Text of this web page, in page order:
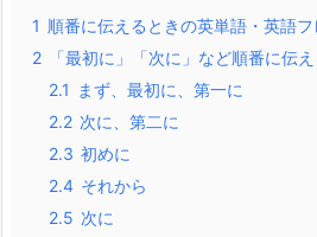
1 順番に伝えるときの英単語・英語
2
「最初に」「次に」など順番に伝
2.1
まず、最初に、第一に
2.2 次に、第二に
2.3 初めに
2.4 それから
2.5 次に